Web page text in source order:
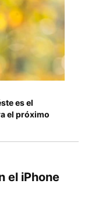
es el
el próximo
el iPhone